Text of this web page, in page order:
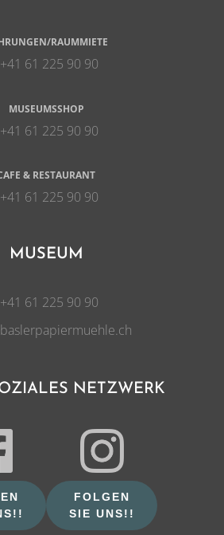
RAUMMIETE
+41 61 225 90 90
MUSEUMSSHOP
+41 61 225 90 90
& RESTAURANT
+41 61 225 90 90
MUSEUM
+41 61 225 90 90
NETZWERK
FOLGEN
SIE UNS!!